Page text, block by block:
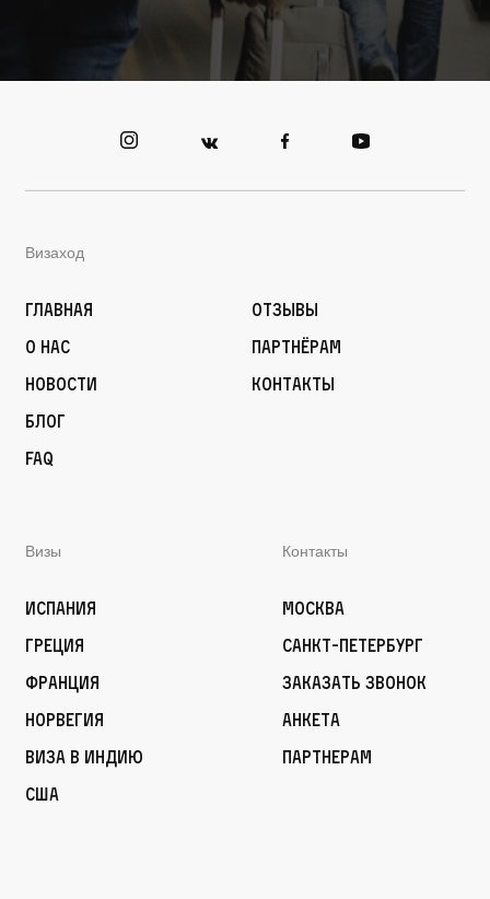
Визаход
Главная
О нас
Новости
Блог
FAQ
Отзывы
Партнёрам
Контакты
Визы
Испания
Греция
Франция
Норвегия
Виза в Индию
США
Контакты
Москва
Санкт-Петербург
Заказать звонок
Анкета
Партнерам